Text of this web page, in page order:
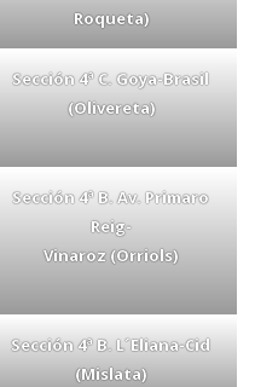
Roqueta)
Sección 4ª C. Goya-Brasil
(Olivereta)
Sección 4ª B. Av. Primaro
Reig-
Vinaroz (Orriols)
Sección 4ª B. L´Eliana-Cid
(Mislata)